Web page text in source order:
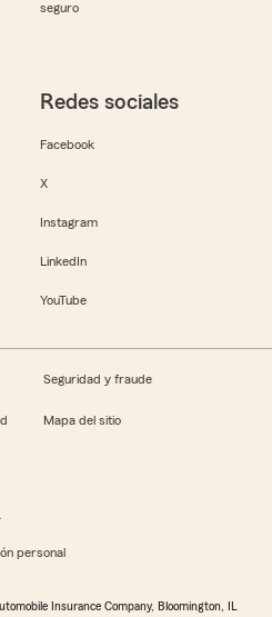
seguro
Redes sociales
Facebook
X
Instagram
LinkedIn
YouTube
Seguridad y fraude
Mapa del sitio
personal
Insurance Company, Bloomington, IL